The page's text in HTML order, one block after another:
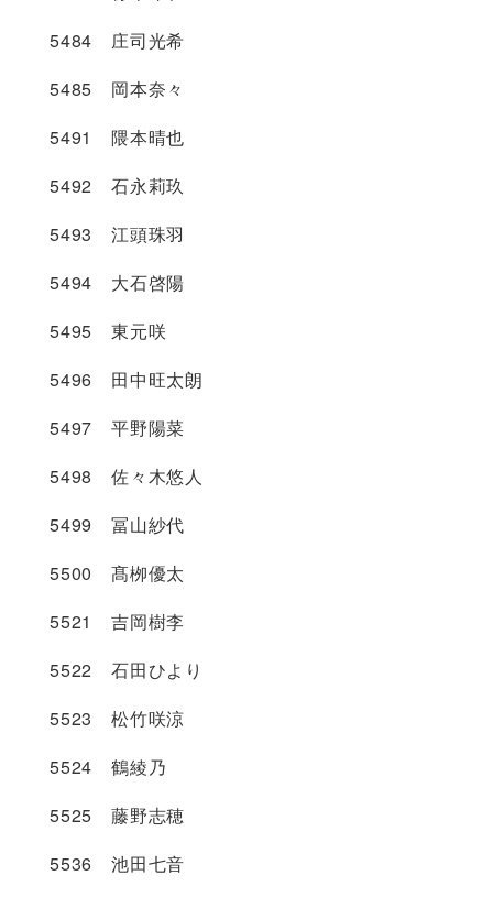
5484 庄司光希
5485 岡本奈々
5491 隈本晴也
5492 石永莉玖
5493 江頭珠羽
5494 大石啓陽
5495 東元咲
5496 田中旺太朗
5497 平野陽菜
5498 佐々木悠人
5499 冨山紗代
5500 髙栁優太
5521 吉岡樹李
5522 石田ひより
5523 松竹咲涼
5524 鶴綾乃
5525 藤野志穂
5536 池田七音